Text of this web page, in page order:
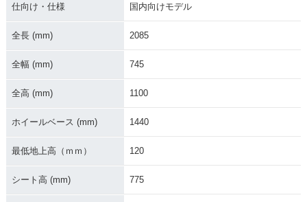
2000年 ZEPHYR
1999年 ZEPHYR
仕向け・仕様 国内向けモデル
全長 (mm) 2085
全幅 (mm) 745
全高 (mm) 1100
ホイールベース (mm) 1440
最低地上高（ｍｍ） 120
シート高 (mm) 775